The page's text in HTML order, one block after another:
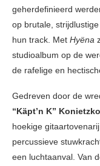
geherdefinieerd
op brutale,
hun track. Met Hyëna
studioalbum op de
de rafelige en
Gedreven door de
“Käpt’n K” Konietzko
hoekige
percussieve
een luchtaanval. Van